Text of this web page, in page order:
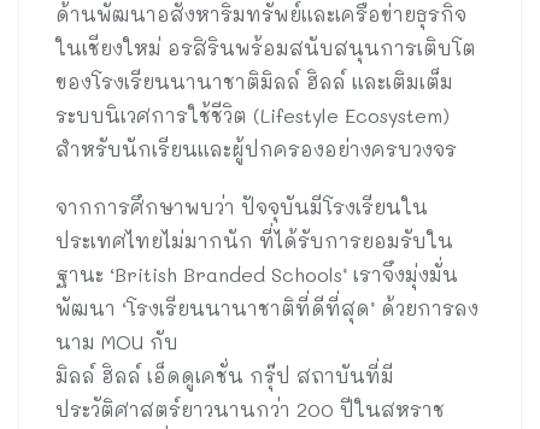
ด้านพัฒนาอสังหาริมทรัพย์และเครือข่ายธุรกิจ
ในเชียงใหม่ อรสิรินพร้อมสนับสนุนการเติบโต
ของโรงเรียนนานาชาติมิลล์ ฮิลล์ และเติมเต็ม
ระบบนิเวศการใช้ชีวิต (Lifestyle Ecosystem)
สำหรับนักเรียนและผู้ปกครองอย่างครบวงจร
จากการศึกษาพบว่า ปัจจุบันมีโรงเรียนใน
ประเทศไทยไม่มากนัก ที่ได้รับการยอมรับใน
ฐานะ ‘British Branded Schools’ เราจึงมุ่งมั่น
พัฒนา ‘โรงเรียนนานาชาติที่ดีที่สุด’ ด้วยการลง
นาม MOU กับ
มิลล์ ฮิลล์ เอ็ดดูเคชั่น กรุ๊ป สถาบันที่มี
ประวัติศาสตร์ยาวนานกว่า 200 ปีในสหราช